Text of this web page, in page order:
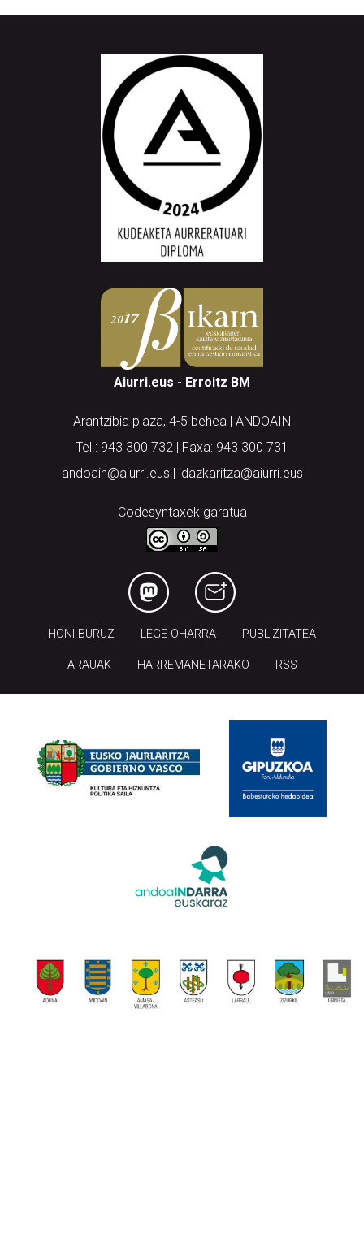
Aiurri.eus - Erroitz BM
Arantzibia plaza, 4-5 behea | ANDOAIN
Tel.: 943 300 732 | Faxa: 943 300 731
andoain@aiurri.eus | idazkaritza@aiurri.eus
Codesyntaxek garatua
HONI BURUZ LEGE OHARRA PUBLIZITATEA
ARAUAK HARREMANETARAKO RSS